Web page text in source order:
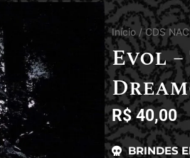
Início /CDS
Evol
R$40,00
BRINDES